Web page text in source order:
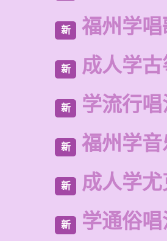
新 福州学
新 成人学
新 学流行
新 福州学
新 成人学
新 学通俗